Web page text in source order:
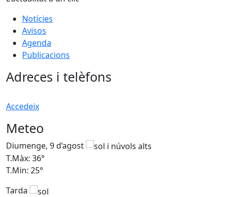
Notícies
Avisos
Agenda
Publicacions
Adreces i telèfons
Accedeix
Meteo
Diumenge, 9 d’agost
T.Màx: 36°
T.Min: 25°
Tarda